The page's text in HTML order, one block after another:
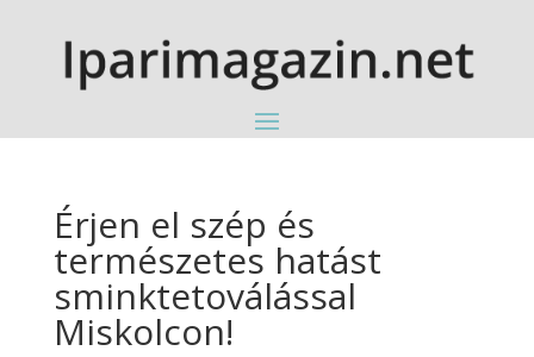
Érjen el szép és
természetes hatást
sminktetoválással
Miskolcon!